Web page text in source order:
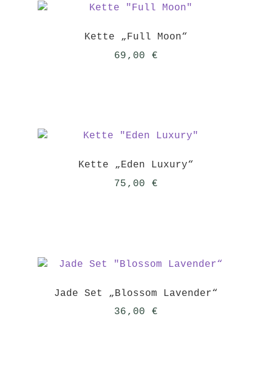
Kette „Full Moon“
69,00 €
Kette „Eden Luxury“
75,00 €
Jade Set „Blossom Lavender“
36,00 €